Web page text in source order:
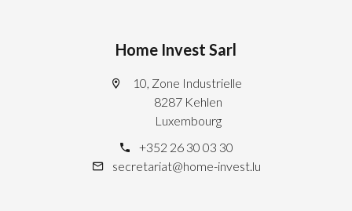
Home Invest Sarl
10, Zone Industrielle
8287 Kehlen
Luxembourg
+352 26 30 03 30
secretariat@home-invest.lu